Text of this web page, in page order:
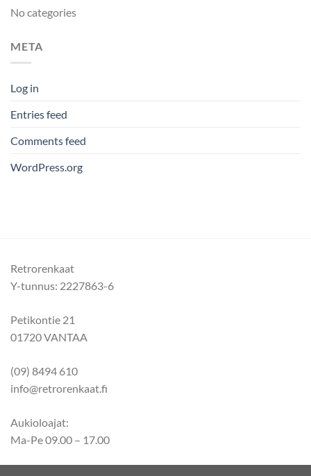
No categories
META
Log in
Entries feed
Comments feed
WordPress.org
Retrorenkaat
Y-tunnus: 2227863-6
Petikontie 21
01720 VANTAA
(09) 8494 610
info@retrorenkaat.fi
Aukioloajat:
Ma-Pe 09.00 – 17.00